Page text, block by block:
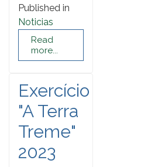
Published in
Noticias
Read
more...
Exercício
"A Terra
Treme"
2023